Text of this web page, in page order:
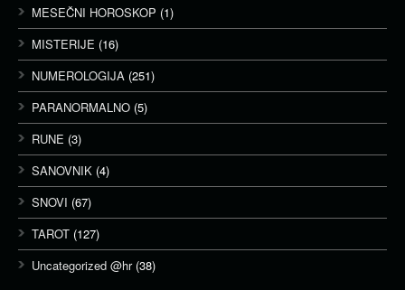
MESEČNI HOROSKOP (1)
MISTERIJE (16)
NUMEROLOGIJA (251)
PARANORMALNO (5)
RUNE (3)
SANOVNIK (4)
SNOVI (67)
TAROT (127)
Uncategorized @hr(38)